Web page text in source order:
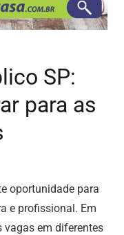
SP:
para as
oportunidade para
e profissional. Em
vagas em diferentes